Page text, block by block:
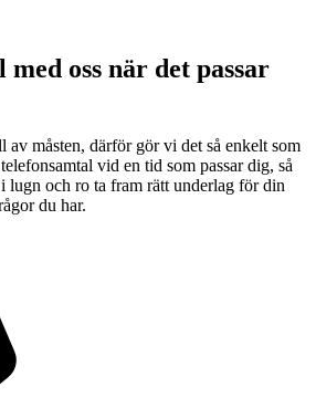
oss när det passar
av måsten, därför gör vi det så enkelt som
vid en tid som passar dig, så
och ro ta fram rätt underlag för din
du har.